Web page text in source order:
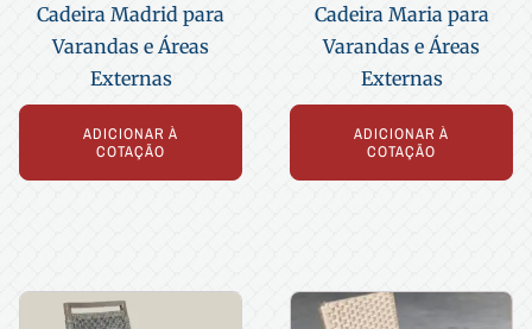
Cadeira Madrid para
Varandas e Áreas
Externas
ADICIONAR À
COTAÇÃO
Cadeira Maria para
Varandas e Áreas
Externas
ADICIONAR À
COTAÇÃO